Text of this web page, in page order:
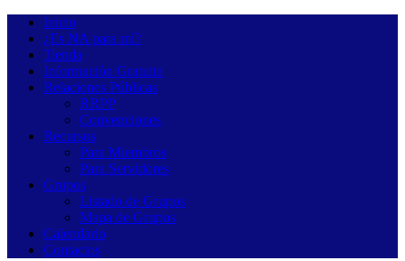
Inicio
¿Es NA para mí?
Tienda
Información Gratuita
Relaciones Públicas
RRPP
Convenciones
Recursos
Para Miembros
Para Servidores
Grupos
Listado de Grupos
Mapa de Grupos
Calendario
Contactos